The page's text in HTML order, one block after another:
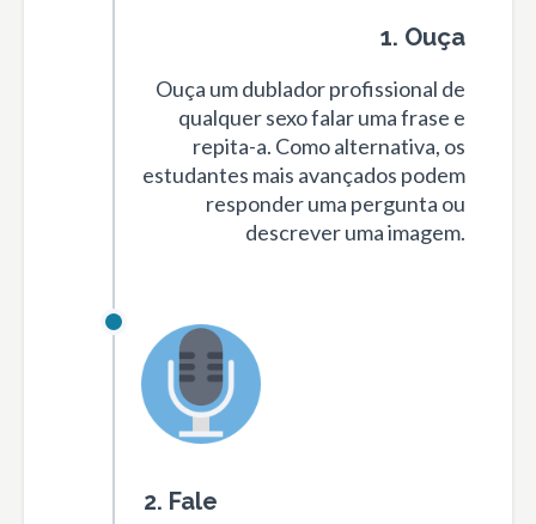
1. Ouça
Ouça um dublador profissional de
qualquer sexo falar uma frase e
repita-a. Como alternativa, os
estudantes mais avançados podem
responder uma pergunta ou
descrever uma imagem.
2. Fale